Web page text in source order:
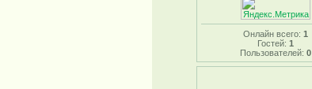
Онлайн всего: 1
Гостей: 1
Пользователей: 0